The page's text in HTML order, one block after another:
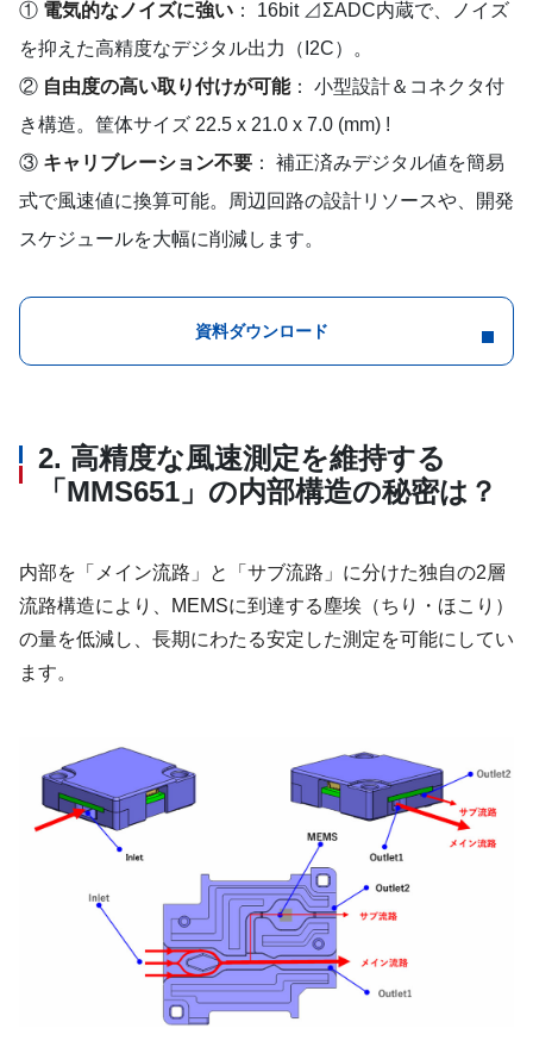
① 電気的なノイズに強い ： 16bit ⊿ΣADC内蔵で、ノイズ
を抑えた高精度なデジタル出力（I2C）。
② 自由度の高い取り付けが可能： 小型設計＆コネクタ付
き構造。筐体サイズ 22.5 x 21.0 x 7.0 (mm) !
③ キャリブレーション不要 ： 補正済みデジタル値を簡易
式で風速値に換算可能。周辺回路の設計リソースや、開発
スケジュールを大幅に削減します。
資料ダウンロード
2. 高精度な風速測定を維持する
「MMS651」の内部構造の秘密は？
内部を「メイン流路」と「サブ流路」に分けた独自の2層
流路構造により、MEMSに到達する塵埃（ちり・ほこり）
の量を低減し、長期にわたる安定した測定を可能にしてい
ます。